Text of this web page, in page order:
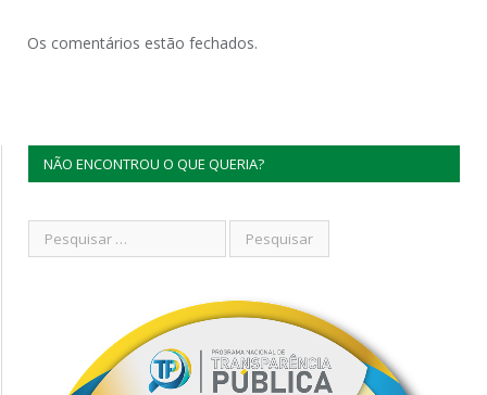
Os comentários estão fechados.
NÃO ENCONTROU O QUE QUERIA?